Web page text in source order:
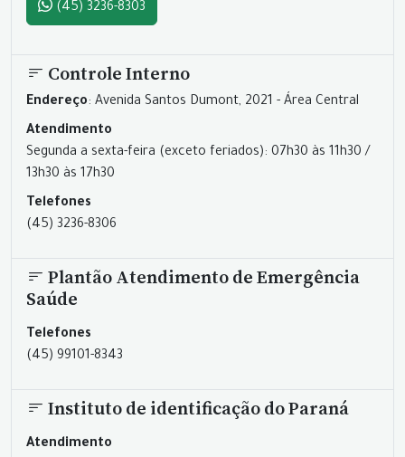
(45) 3236-8303
Controle Interno
Endereço: Avenida Santos Dumont, 2021 - Área Central
Atendimento
Segunda a sexta-feira (exceto feriados): 07h30 às 11h30 /
13h30 às 17h30
Telefones
(45) 3236-8306
Plantão Atendimento de Emergência
Saúde
Telefones
(45) 99101-8343
Instituto de identificação do Paraná
Atendimento